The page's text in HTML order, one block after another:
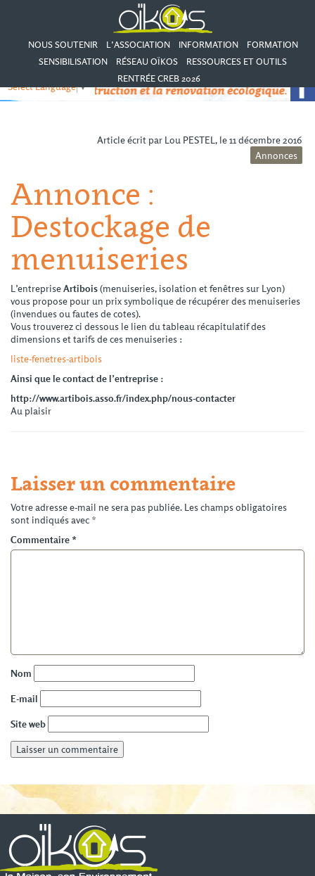
NOUS SOUTENIR L’ASSOCIATION INFORMATION
FORMATION
SENSIBILISATION
RÉSEAU OÏKOS
RESSOURCES ET OUTILS
RENTRÉE CREB 2026
Select Language▼
Article écrit par Lou PESTEL, le 11 décembre 2016
Annonces
Annonce :
Destockage de
menuiseries
L’entrepriseArtibois(menuiseries, isolation et fenêtres sur Lyon)
vous propose pour un prix symbolique de récupérer des menuiseries
(invendues ou fautes de cotes).
Vous trouverez ci dessous le lien du tableau récapitulatif des
dimensions et tarifs de ces menuiseries :
liste-fenetres-artibois
Ainsi que le contact de l’entreprise :
http://www.artibois.asso.fr/index.php/nous-contacter
Au plaisir
Laisser un commentaire
Votre adresse e-mail ne sera pas publiée. Les champs obligatoires
sont indiqués avec *
Commentaire *
Nom
E-mail
Site web